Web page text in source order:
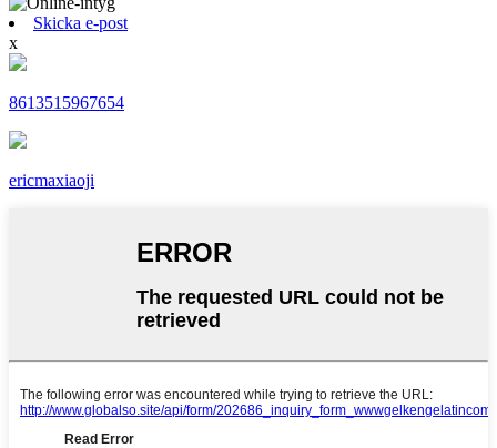
Skicka e-post
x
8613515967654
ericmaxiaoji